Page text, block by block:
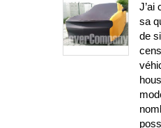
J’ai
sa
de